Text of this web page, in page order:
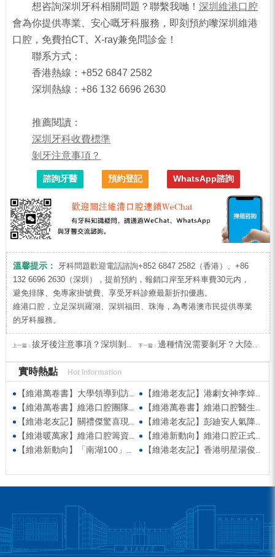
想咨詢深圳牙科相關問題？聯繫我哋！ 深圳維港口腔
會為你提供專業、安心嘅牙科服務，即刻預約嚟深圳維港
口腔，免費拍CT、X-ray兼免問診金！
聯系方式：
香港熱線：+852 6847 2582
深圳熱線：+86 132 6696 2630
推薦閱讀：
深圳牙科收費標準
剝牙注意事項？
諮詢牙醫 預約登記 WhatsApp諮詢
溫馨提示：
牙科問題歡迎電話諮詢+852 6847 2582（香港）、+86
132 6696 2630（深圳），提前預約，報銷口岸至牙科車費30元内，
避免排隊、免專家掛號費、享受牙科診療最新折扣優惠。
維港口腔，立足深圳羅湖、深圳福田、珠海，為粵港澳市民提供專業
的牙科服務。
上一篇： 拔牙後注意事項？深圳剝牙價錢？ 下一篇： 邊種情況需要剝牙？大陸剝牙好唔好？
實時熱點 Hot Information
【維港萬卷書】大學領導到訪維港口腔參觀交流 高度讚賞院感消毒與規範化管理
【維港老友記】港劇女神李焯寧現身維港口腔擔任一日店長，分享護牙心得
【維港萬卷書】維港口腔團隊走進香港書展 感受閱讀力量拓寬專業視野
【維港萬卷書】維港口腔醫生團隊受邀參與美國登士柏西諾德專題研討 聚焦無牙頜種植修復前沿策略
【維港老友記】關禮傑驚喜現身維港口腔出任明星一日CEO 即場演繹同分享經驗！
【維港老友記】彭廸安人氣降臨維港口腔任明星一日店長 勁歌熱舞快閃表演點燃全場！
【維港暖萬家】維港口腔籌資捐款援助廣西洪澇災區 攜手香港廣西南寧同鄉會共獻愛心
【維港新動向】維港口腔正式獲聘為「羅湖區社會醫療機構行業協會監事單位」
【維港新動向】「南湖100」品牌發佈會 維港口腔獲評「突出貢獻企業」殊榮
【維港老友記】香港明星湯俊明驚喜現身維港口腔 擔任明星一日店長！